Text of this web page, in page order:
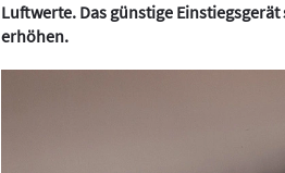
Luftwerte. Das günstige
erhöhen.